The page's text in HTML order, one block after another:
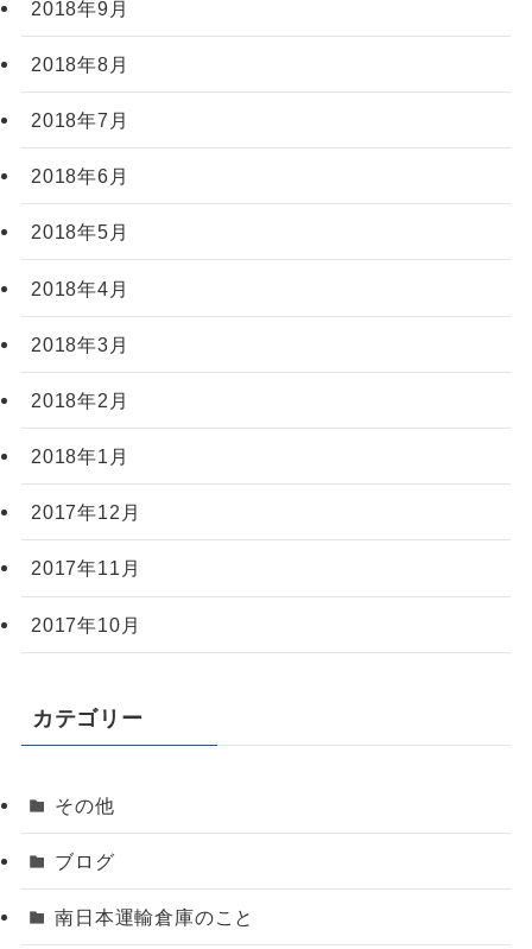
2018年9月
2018年8月
2018年7月
2018年6月
2018年5月
2018年4月
2018年3月
2018年2月
2018年1月
2017年12月
2017年11月
2017年10月
カテゴリー
その他
ブログ
南日本運輸倉庫のこと